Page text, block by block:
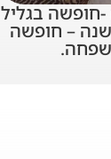
-חופשה בגליל
– חופשה